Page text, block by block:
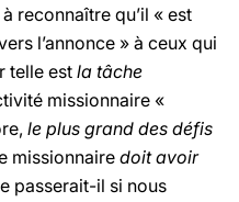
reconnaître qu’il « est
l’annonce » à ceux qui
telle est la tâche
missionnaire «
le plus grand des défis
missionnaire doit avoir
passerait-il si nous